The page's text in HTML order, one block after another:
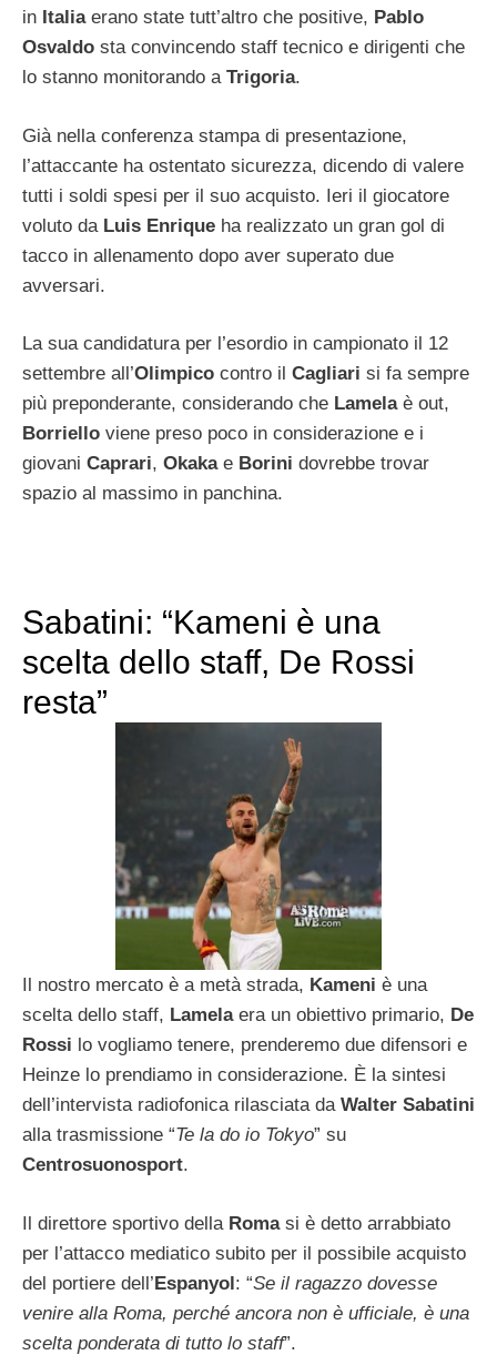
in Italiaerano state tutt’altro che positive, Pablo
Osvaldo sta convincendo staff tecnico e dirigenti che
lo stanno monitorando a Trigoria.
Già nella conferenza stampa di presentazione,
l’attaccante ha ostentato sicurezza, dicendo di valere
tutti i soldi spesi per il suo acquisto. Ieri il giocatore
voluto da Luis Enrique ha realizzato un gran gol di
tacco in allenamento dopo aver superato due
avversari.
La sua candidatura per l’esordio in campionato il 12
settembre all’Olimpico contro il Cagliari si fa sempre
più preponderante, considerando che Lamelaè out,
Borriello viene preso poco in considerazione e i
giovani Caprari, Okakae Borini dovrebbe trovar
spazio al massimo in panchina.
Sabatini: “Kameni è una
scelta dello staff, De Rossi
resta”
Il nostro mercato è a metà strada, Kameni è una
scelta dello staff, Lamela era un obiettivo primario, De
Rossi lo vogliamo tenere, prenderemo due difensori e
Heinze lo prendiamo in considerazione. È la sintesi
dell’intervista radiofonica rilasciata daWalter Sabatini
alla trasmissione “Te la do io Tokyo” su
Centrosuonosport.
Il direttore sportivo della Romasi è detto arrabbiato
per l’attacco mediatico subito per il possibile acquisto
del portiere dell’Espanyol: “Se il ragazzo dovesse
venire alla Roma, perché ancora non è ufficiale, è una
scelta ponderata di tutto lo staff”.